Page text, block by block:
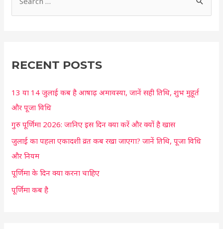
e
c
f
o
r
:
RECENT POSTS
13 या 14 जुलाई कब है आषाढ़ अमावस्या, जानें सही तिथि, शुभ मुहूर्त
और पूजा विधि
गुरु पूर्णिमा 2026: जानिए इस दिन क्या करें और क्यों है खास
जुलाई का पहला एकादशी व्रत कब रखा जाएगा? जानें तिथि, पूजा विधि
और नियम
पूर्णिमा के दिन क्या करना चाहिए
पूर्णिमा कब है